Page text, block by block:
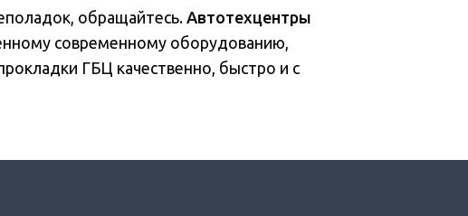
обращайтесь. Автотехцентры
современному оборудованию,
ГБЦ качественно, быстро и с